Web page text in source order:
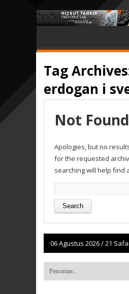
Tag
erdogan i
Not Found
Apologies, but no
for the requested
searching will help find
for:
06 Agustus 2026/21